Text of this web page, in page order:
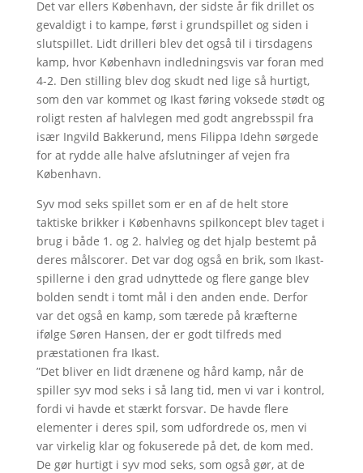
Det var ellers København, der sidste år fik drillet os
gevaldigt i to kampe, først i grundspillet og siden i
slutspillet. Lidt drilleri blev det også til i tirsdagens
kamp, hvor København indledningsvis var foran med
4-2. Den stilling blev dog skudt ned lige så hurtigt,
som den var kommet og Ikast føring voksede stødt og
roligt resten af halvlegen med godt angrebsspil fra
især Ingvild Bakkerund, mens Filippa Idehn sørgede
for at rydde alle halve afslutninger af vejen fra
København.
Syv mod seks spillet som er en af de helt store
taktiske brikker i Københavns spilkoncept blev taget i
brug i både 1. og 2. halvleg og det hjalp bestemt på
deres målscorer. Det var dog også en brik, som Ikast-
spillerne i den grad udnyttede og flere gange blev
bolden sendt i tomt mål i den anden ende. Derfor
var det også en kamp, som tærede på kræfterne
ifølge Søren Hansen, der er godt tilfreds med
præstationen fra Ikast.
”Det bliver en lidt drænene og hård kamp, når de
spiller syv mod seks i så lang tid, men vi var i kontrol,
fordi vi havde et stærkt forsvar. De havde flere
elementer i deres spil, som udfordrede os, men vi
var virkelig klar og fokuserede på det, de kom med.
De gør hurtigt i syv mod seks, som også gør, at de